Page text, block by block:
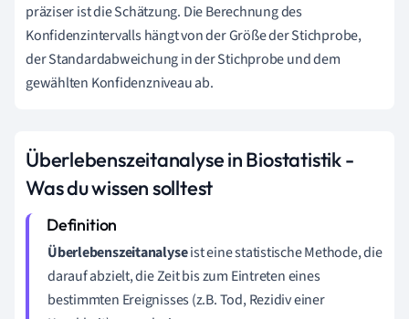
präziser ist die Schätzung. Die Berechnung des
Konfidenzintervalls hängt von der Größe der Stichprobe,
der Standardabweichung in der Stichprobe und dem
gewählten Konfidenzniveau ab.
Überlebenszeitanalyse in Biostatistik -
Was du wissen solltest
Überlebenszeitanalyseist eine statistische Methode, die
darauf abzielt, die Zeit bis zum Eintreten eines
bestimmten Ereignisses (z.B. Tod, Rezidiv einer